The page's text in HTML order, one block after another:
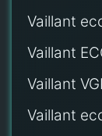
Vaillant
Vaillant
Vaillant
Vaillant